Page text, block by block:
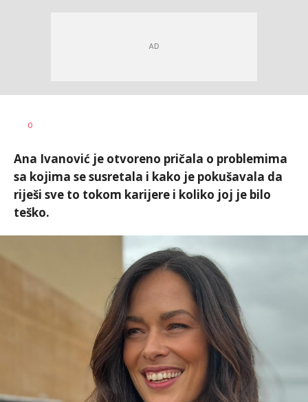
AUTOR
0
Ana Ivanović je otvoreno pričala o problemima
sa kojima se susretala i kako je pokušavala da
riješi sve to tokom karijere i koliko joj je bilo
teško.